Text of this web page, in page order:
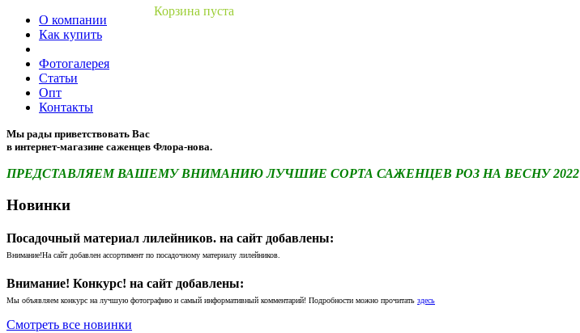
Корзина пуста
О компании
Как купить
Фотогалерея
Статьи
Опт
Контакты
Мы рады приветствовать Вас
в интернет-магазине саженцев Флора-нова.
ПРЕДСТАВЛЯЕМ ВАШЕМУ ВНИМАНИЮ ЛУЧШИЕ СОРТА САЖЕНЦЕВ РОЗ НА ВЕСНУ 2022
Новинки
Посадочный материал лилейников. на сайт добавлены:
Внимание!На сайт добавлен ассортимент по посадочному материалу лилейников.
Внимание! Конкурс! на сайт добавлены:
Мы объявляем конкурс на лучшую фотографию и самый информативный комментарий! Подробности можно прочитать здесь
Смотреть все новинки